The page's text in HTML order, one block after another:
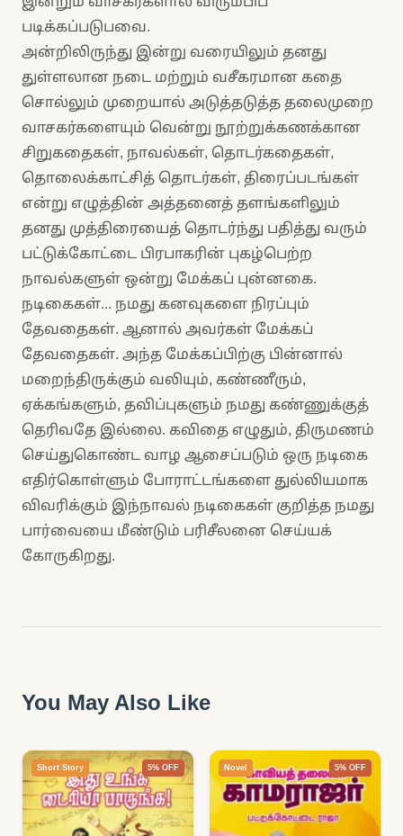
படிக்கப்படுபவை.
அன்றிலிருந்து இன்று வரையிலும் தனது
துள்ளலான நடை மற்றும் வசீகரமான கதை
சொல்லும் முறையால் அடுத்தடுத்த தலைமுறை
வாசகர்களையும் வென்று நூற்றுக்கணக்கான
சிறுகதைகள், நாவல்கள், தொடர்கதைகள்,
தொலைக்காட்சித் தொடர்கள், திரைப்படங்கள்
என்று எழுத்தின் அத்தனைத் தளங்களிலும்
தனது முத்திரையைத் தொடர்ந்து பதித்து வரும்
பட்டுக்கோட்டை பிரபாகரின் புகழ்பெற்ற
நாவல்களுள் ஒன்று மேக்கப் புன்னகை.
நடிகைகள்... நமது கனவுகளை நிரப்பும்
தேவதைகள். ஆனால் அவர்கள் மேக்கப்
தேவதைகள். அந்த மேக்கப்பிற்கு பின்னால்
மறைந்திருக்கும் வலியும், கண்ணீரும்,
ஏக்கங்களும், தவிப்புகளும் நமது கண்ணுக்குத்
தெரிவதே இல்லை. கவிதை எழுதும், திருமணம்
செய்துகொண்ட வாழ ஆசைப்படும் ஒரு நடிகை
எதிர்கொள்ளும் போராட்டங்களை துல்லியமாக
விவரிக்கும் இந்நாவல் நடிகைகள் குறித்த நமது
பார்வையை மீண்டும் பரிசீலனை செய்யக்
கோருகிறது.
You May Also Like
Short Story 5% OFF Novel 5% OFF